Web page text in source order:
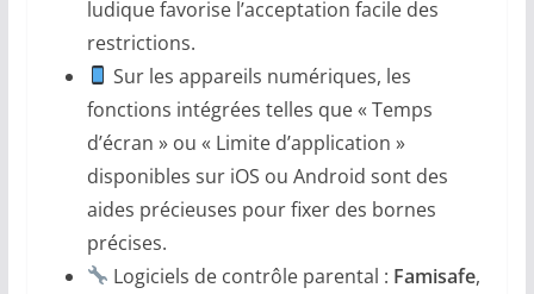
ludique favorise l’acceptation facile des
restrictions.
Sur les appareils numériques, les
fonctions intégrées telles que « Temps
d’écran » ou « Limite d’application »
disponibles sur iOS ou Android sont des
aides précieuses pour fixer des bornes
précises.
Logiciels de contrôle parental : Famisafe,